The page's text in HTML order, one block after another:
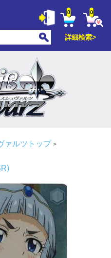
0 0
詳細検索>
ァルツトップ